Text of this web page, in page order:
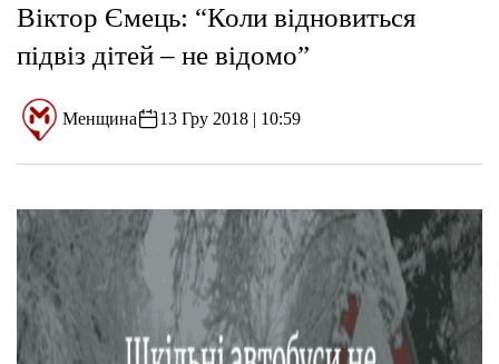
Віктор Ємець: “Коли відновиться
підвіз дітей – не відомо”
Менщина 13 Гру 2018 | 10:59